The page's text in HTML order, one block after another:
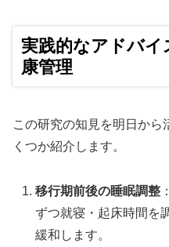
実践的なアドバイ
康管理
この研究の知見を明日から
くつか紹介します。
移行期前後の睡眠調整
ずつ就寝・起床時間を
緩和します。